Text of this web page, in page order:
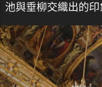
池與垂柳交織出的印